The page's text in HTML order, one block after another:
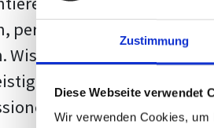
Zustimmung
Diese Webseite verwendet
Wir verwenden Cookies,
persönliche Meinungen
Wissenschaftliche Texte,
Eigentum des
zu kommunizieren.